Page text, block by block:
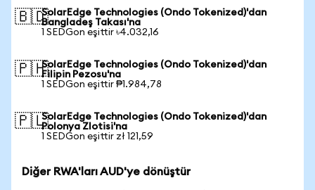
🇧🇩SolarEdge Technologies (Ondo Tokenized)'dan
Bangladeş Takası'na
1 SEDGon eşittir ৳4.032,16
🇵🇭SolarEdge Technologies (Ondo Tokenized)'dan
Filipin Pezosu'na
1 SEDGon eşittir ₱1.984,78
🇵🇱SolarEdge Technologies (Ondo Tokenized)'dan
Polonya Zlotisi'na
1 SEDGon eşittir zł 121,59
Diğer RWA'ları AUD'ye dönüştür